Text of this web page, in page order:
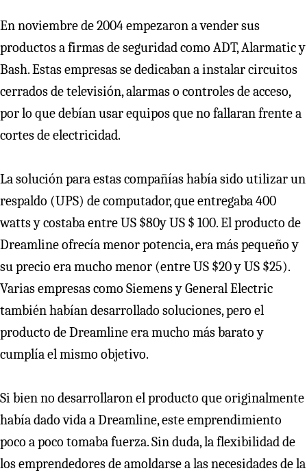
En noviembre de 2004 empezaron a vender sus
productos a firmas de seguridad como ADT, Alarmatic y
Bash. Estas empresas se dedicaban a instalar circuitos
cerrados de televisión, alarmas o controles de acceso,
por lo que debían usar equipos que no fallaran frente a
cortes de electricidad.
La solución para estas compañías había sido utilizar un
respaldo (UPS) de computador, que entregaba 400
watts y costaba entre US $80y US $ 100. El producto de
Dreamline ofrecía menor potencia, era más pequeño y
su precio era mucho menor (entre US $20 y US $25).
Varias empresas como Siemens y General Electric
también habían desarrollado soluciones, pero el
producto de Dreamline era mucho más barato y
cumplía el mismo objetivo.
Si bien no desarrollaron el producto que originalmente
había dado vida a Dreamline, este emprendimiento
poco a poco tomaba fuerza. Sin duda, la flexibilidad de
los emprendedores de amoldarse a las necesidades de la